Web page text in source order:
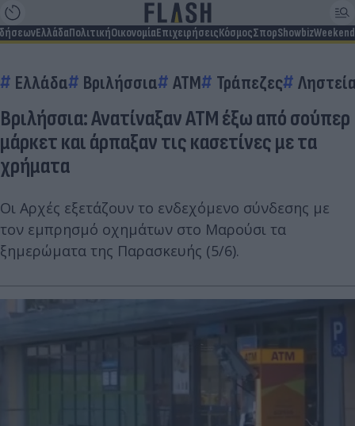
ΕλλάδαΠολιτικήΟικονομίαΕπιχειρήσειςΚόσμοςΣπορShowbizWeekend
Ελλάδα Βριλήσσια ΑΤΜ Τράπεζες
Βριλήσσια: Ανατίναξαν ΑΤΜ έξω από σούπερ
μάρκετ και άρπαξαν τις κασετίνες με τα
χρήματα
Οι Αρχές εξετάζουν το ενδεχόμενο σύνδεσης με
τον εμπρησμό οχημάτων στο Μαρούσι τα
ξημερώματα της Παρασκευής (5/6).